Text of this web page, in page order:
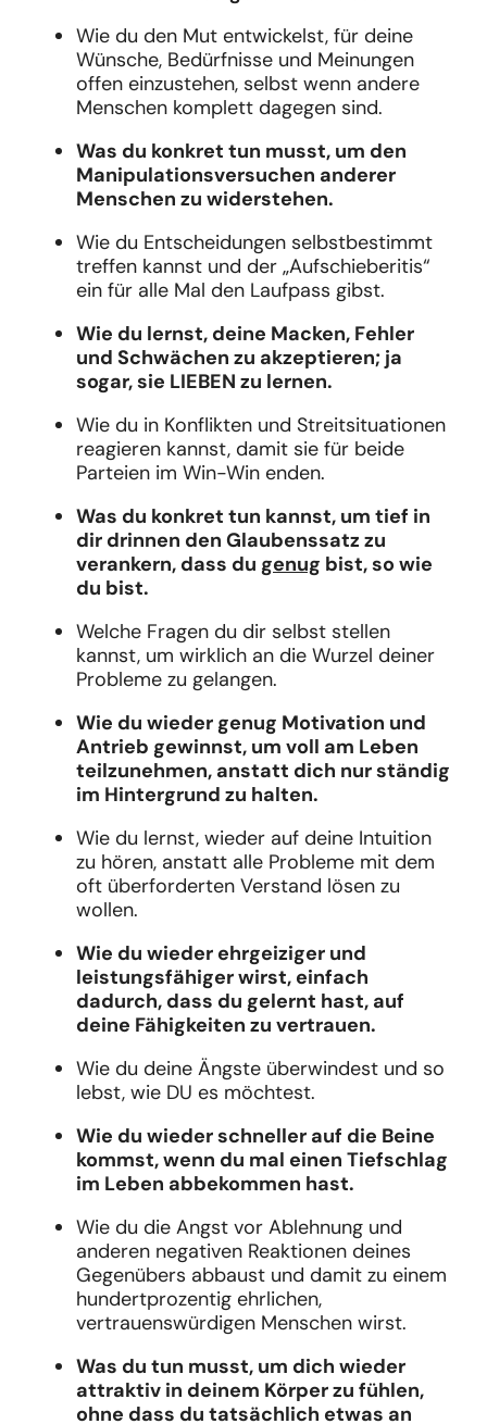
Wie du den Mut entwickelst, für deine
Wünsche, Bedürfnisse und Meinungen
offen einzustehen, selbst wenn andere
Menschen komplett dagegen sind.
Was du konkret tun musst, um den
Manipulationsversuchen anderer
Menschen zu widerstehen.
Wie du Entscheidungen selbstbestimmt
treffen kannst und der „Aufschieberitis“
ein für alle Mal den Laufpass gibst.
Wie du lernst, deine Macken, Fehler
und Schwächen zu akzeptieren; ja
sogar, sie LIEBEN zu lernen.
Wie du in Konflikten und Streitsituationen
reagieren kannst, damit sie für beide
Parteien im Win-Win enden.
Was du konkret tun kannst, um tief in
dir drinnen den Glaubenssatz zu
verankern, dass du genug bist, so wie
du bist.
Welche Fragen du dir selbst stellen
kannst, um wirklich an die Wurzel deiner
Probleme zu gelangen.
Wie du wieder genug Motivation und
Antrieb gewinnst, um voll am Leben
teilzunehmen, anstatt dich nur ständig
im Hintergrund zu halten.
Wie du lernst, wieder auf deine Intuition
zu hören, anstatt alle Probleme mit dem
oft überforderten Verstand lösen zu
wollen.
Wie du wieder ehrgeiziger und
leistungsfähiger wirst, einfach
dadurch, dass du gelernt hast, auf
deine Fähigkeiten zu vertrauen.
Wie du deine Ängste überwindest und so
lebst, wie DU es möchtest.
Wie du wieder schneller auf die Beine
kommst, wenn du mal einen Tiefschlag
im Leben abbekommen hast.
Wie du die Angst vor Ablehnung und
anderen negativen Reaktionen deines
Gegenübers abbaust und damit zu einem
hundertprozentig ehrlichen,
vertrauenswürdigen Menschen wirst.
Was du tun musst, um dich wieder
attraktiv in deinem Körper zu fühlen,
ohne dass du tatsächlich etwas an